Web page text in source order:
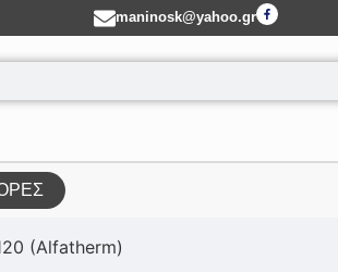
maninosk@yahoo.gr
(Alfatherm)